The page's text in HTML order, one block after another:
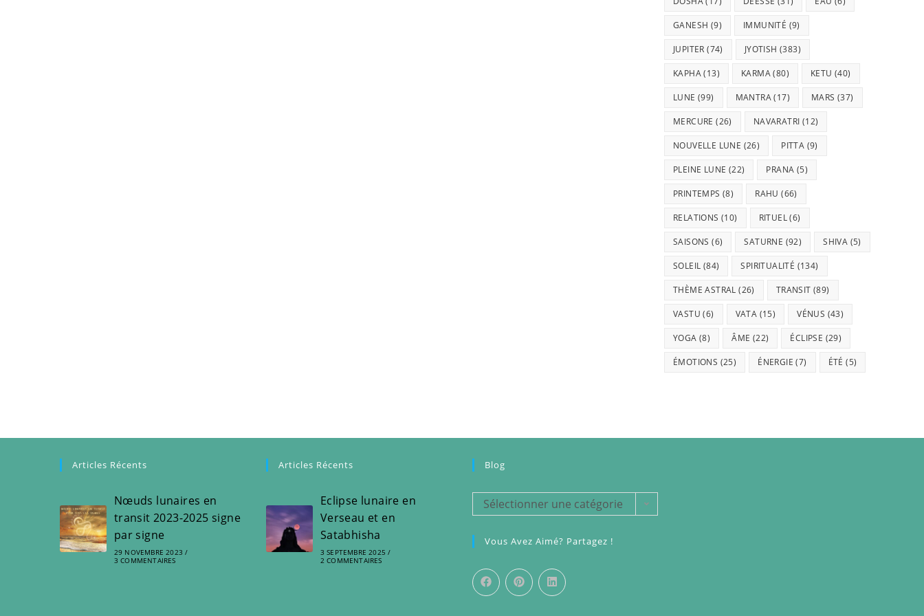
GANESH (9) IMMUNITÉ (9)
JUPITER (74) JYOTISH (383)
KAPHA(13) KARMA(80) KETU (40)
LUNE (99) MANTRA(17) MARS (37)
MERCURE (26) NAVARATRI (12)
NOUVELLE LUNE (26) PITTA (9)
PLEINE LUNE (22) PRANA (5)
PRINTEMPS (8) RAHU (66)
RELATIONS (10) RITUEL(6)
SAISONS (6) SATURNE (92) SHIVA (5)
SOLEIL (84) SPIRITUALITÉ (134)
THÈME ASTRAL (26) TRANSIT (89)
VASTU (6) VATA (15) VÉNUS (43)
YOGA (8) ÂME (22) ÉCLIPSE (29)
ÉMOTIONS (25) ÉNERGIE (7) ÉTÉ (5)
Articles Récents
Nœuds lunaires en
transit 2023-2025 signe
par signe
29 NOVEMBRE 2023 /
3 COMMENTAIRES
Articles Récents
Eclipse lunaire en
Verseau et en
Satabhisha
3 SEPTEMBRE 2025 /
2 COMMENTAIRES
Blog
BlogSélectionner une catégorie
Vous Avez Aimé? Partagez !